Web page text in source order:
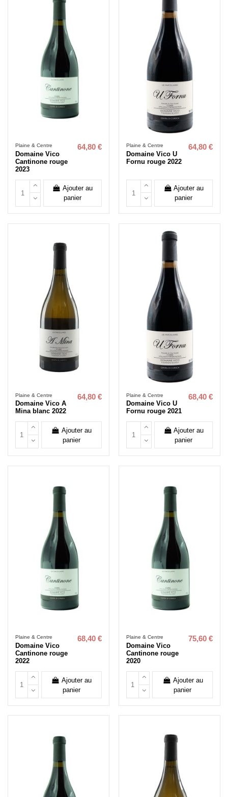
Plaine & Centre
Domaine Vico
Cantinone rouge
2023
64,80 €
Ajouter au
panier
Plaine & Centre
Domaine Vico U
Fornu rouge 2022
64,80 €
Ajouter au
panier
Plaine & Centre
Domaine Vico A
Mina blanc 2022
64,80 €
Ajouter au
panier
Plaine & Centre
Domaine Vico U
Fornu rouge 2021
68,40 €
Ajouter au
panier
Plaine & Centre
Domaine Vico
Cantinone rouge
2022
68,40 €
Ajouter au
panier
Plaine & Centre
Domaine Vico
Cantinone rouge
2020
75,60 €
Ajouter au
panier